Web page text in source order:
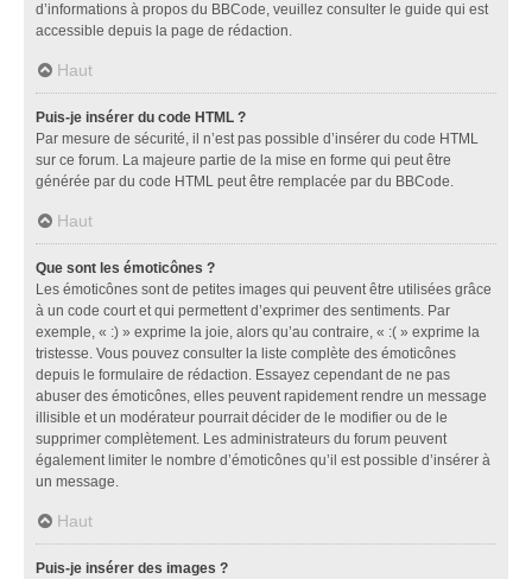
d’informations à propos du BBCode, veuillez consulter le guide qui est
accessible depuis la page de rédaction.
Haut
Puis-je insérer du code HTML ?
Par mesure de sécurité, il n’est pas possible d’insérer du code HTML
sur ce forum. La majeure partie de la mise en forme qui peut être
générée par du code HTML peut être remplacée par du BBCode.
Haut
Que sont les émoticônes ?
Les émoticônes sont de petites images qui peuvent être utilisées grâce
à un code court et qui permettent d’exprimer des sentiments. Par
exemple, « :) » exprime la joie, alors qu’au contraire, « :( » exprime la
tristesse. Vous pouvez consulter la liste complète des émoticônes
depuis le formulaire de rédaction. Essayez cependant de ne pas
abuser des émoticônes, elles peuvent rapidement rendre un message
illisible et un modérateur pourrait décider de le modifier ou de le
supprimer complètement. Les administrateurs du forum peuvent
également limiter le nombre d’émoticônes qu’il est possible d’insérer à
un message.
Haut
Puis-je insérer des images ?